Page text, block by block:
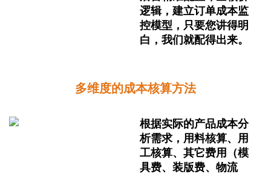
逻辑，建立订单成本监
控模型，只要您讲得明
白，我们就配得出来。
多维度的成本核算方法
根据实际的产品成本分
析需求，用料核算、用
工核算、其它费用（模
具费、装版费、物流